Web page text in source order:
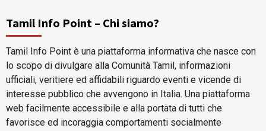
Tamil Info Point – Chi siamo?
Tamil Info Point è una piattaforma informativa che nasce con
lo scopo di divulgare alla Comunità Tamil, informazioni
ufficiali, veritiere ed affidabili riguardo eventi e vicende di
interesse pubblico che avvengono in Italia. Una piattaforma
web facilmente accessibile e alla portata di tutti che
favorisce ed incoraggia comportamenti socialmente